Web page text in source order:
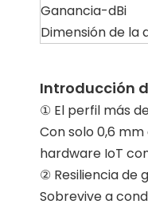
Ganancia-dBi
Dimensión de
Introducción
① El perfil más
Con solo 0,6
hardware IoT
② Resiliencia de
Sobrevive a